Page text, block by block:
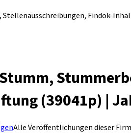
Stellenausschreibungen, Findok-
(39041p) |
Alle Veröffentlichungen dieser